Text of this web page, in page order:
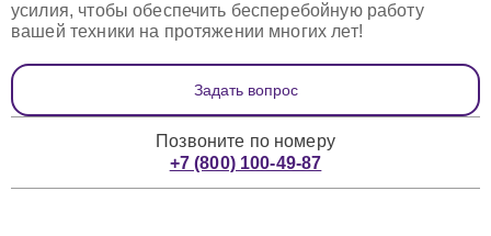
усилия, чтобы обеспечить бесперебойную работу
вашей техники на протяжении многих лет!
Задать вопрос
Позвоните по номеру
+7 (800) 100-49-87